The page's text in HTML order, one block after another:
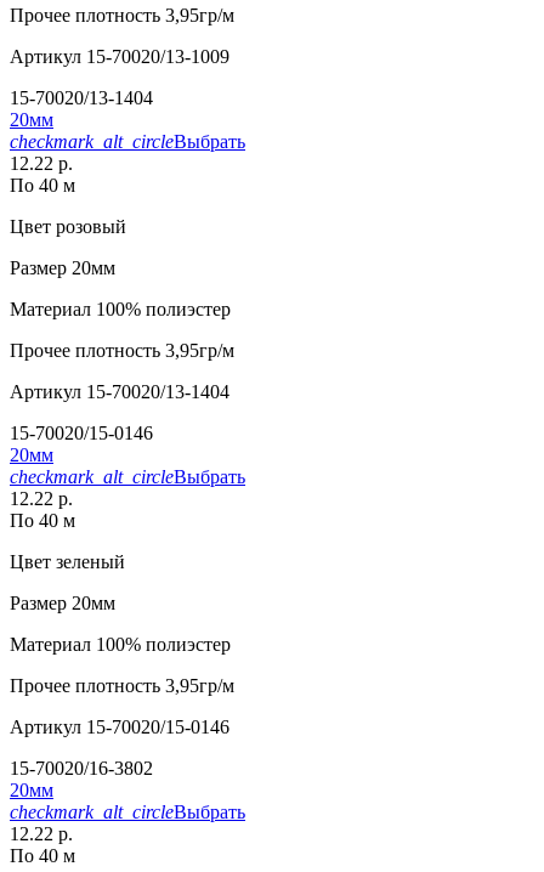
Прочее плотность 3,95гр/м
Артикул 15-70020/13-1009
15-70020/13-1404
20мм
checkmark_alt_circleВыбрать
12.22 р.
По 40 м
Цвет розовый
Размер 20мм
Материал 100% полиэстер
Прочее плотность 3,95гр/м
Артикул 15-70020/13-1404
15-70020/15-0146
20мм
checkmark_alt_circleВыбрать
12.22 р.
По 40 м
Цвет зеленый
Размер 20мм
Материал 100% полиэстер
Прочее плотность 3,95гр/м
Артикул 15-70020/15-0146
15-70020/16-3802
20мм
checkmark_alt_circleВыбрать
12.22 р.
По 40 м